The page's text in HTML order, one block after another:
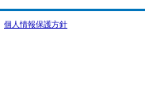
個人情報保護方針